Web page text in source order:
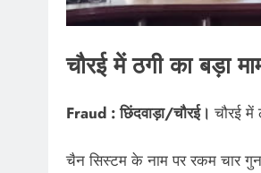
चौरई में ठगी का बड़ा
Fraud : छिंदवाड़ा/चौरई।चौरई में
चैन सिस्टम के नाम पर रकम चार